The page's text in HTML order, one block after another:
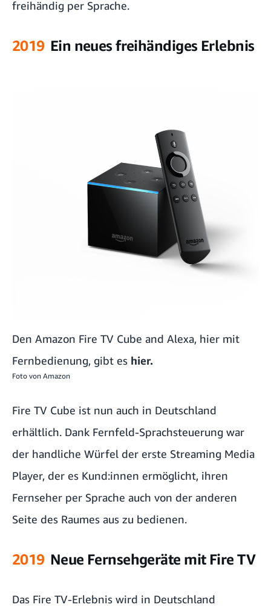
freihändig per Sprache.
2019 Ein neues freihändiges Erlebnis
Den Amazon Fire TV Cube and Alexa, hier mit
Fernbedienung, gibt es hier.
Foto von Amazon
Fire TV Cube ist nun auch in Deutschland
erhältlich. Dank Fernfeld-Sprachsteuerung war
der handliche Würfel der erste Streaming Media
Player, der es Kund:innen ermöglicht, ihren
Fernseher per Sprache auch von der anderen
Seite des Raumes aus zu bedienen.
2019 Neue Fernsehgeräte mit Fire TV
Das Fire TV-Erlebnis wird in Deutschland